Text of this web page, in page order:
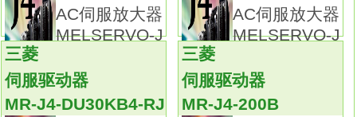
采用传统二自由度模型适应控制进一步优化的
独家高速伺服控制结构的专用执行引擎。
实现了业内最快速2.5kHz的速度频率响应。
结合三菱自主研发的高分辨率绝对位置编码器
AC伺服放大器
MELSERVO-J
AC伺服放大器
MELSERVO-J
三菱
伺服驱动器
MR-J4-DU30KB4-RJ
三菱
伺服驱动器
MR-J4-200B